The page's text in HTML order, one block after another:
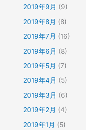
2019年9月 (9)
2019年8月 (8)
2019年7月 (16)
2019年6月 (8)
2019年5月 (7)
2019年4月 (5)
2019年3月 (6)
2019年2月 (4)
2019年1月 (5)